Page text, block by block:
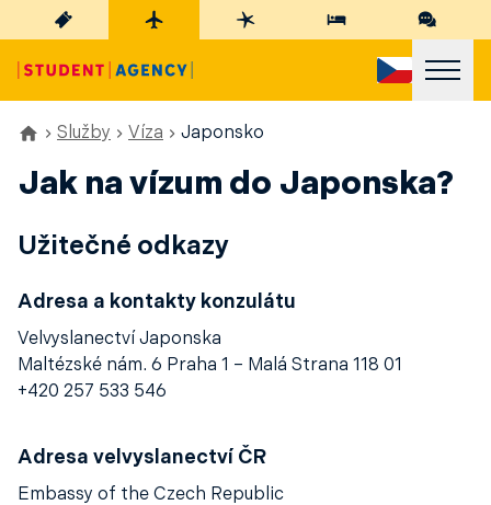
Služby Víza Japonsko
Jak na vízum do Japonska?
Užitečné odkazy
Adresa a kontakty konzulátu
Velvyslanectví Japonska
Maltézské nám. 6 Praha 1 – Malá Strana 118 01
+420 257 533 546
Adresa velvyslanectví ČR
Embassy of the Czech Republic